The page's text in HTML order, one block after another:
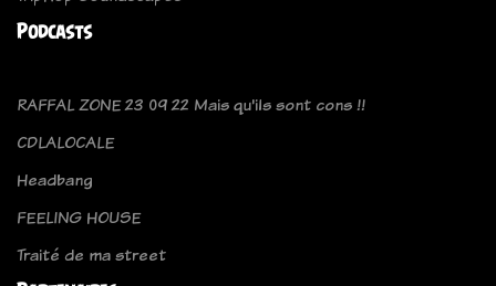
Podcasts
RAFFAL ZONE 23 09 22 Mais qu'ils sont cons !!
CDLALOCALE
Headbang
FEELING HOUSE
Traité de ma street